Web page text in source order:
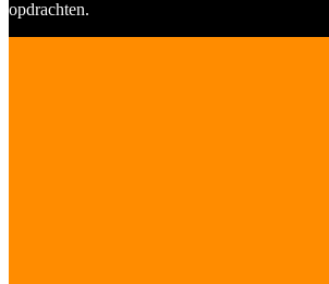
opdrachten.